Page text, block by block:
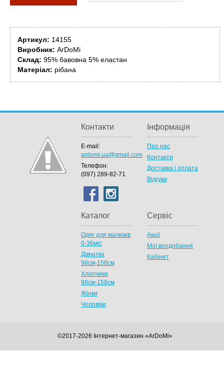
Артикул: 14155
Виробник: ArDoMi
Склад: 95% бавовна 5% еластан
Матеріал: рібана
Контакти
E-mail:
ardomi.ua@gmail.com
Телефон:
(097) 289-82-71
Інформація
Про нас
Контакти
Доставка і оплата
Відгуки
Каталог
Одяг для малюків
0-36міс
Дівчатка
98cм-158см
Хлопчики
98см-158см
Жінки
Чоловіки
Сервіс
Акції
Мої вподобання
Кабінет
©2017-2026 Інтернет-магазин «ArDoMi»